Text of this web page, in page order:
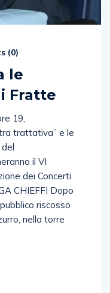
(0)
le
Fratte
19,
trattativa” e le
il VI
dei Concerti
CHIEFFI Dopo
riscosso
nella torre